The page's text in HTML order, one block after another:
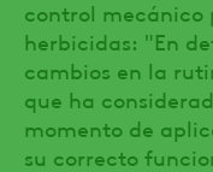
control mecánico
herbicidas: "En
cambios en la
que ha
momento de
su correcto